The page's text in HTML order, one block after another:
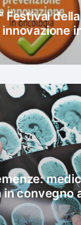
Festival della
convegno